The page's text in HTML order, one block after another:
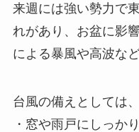
来週には強い勢力で
れがあり、お盆に影
による暴風や高波な
台風の備えとしては、
・窓や雨戸にしっか